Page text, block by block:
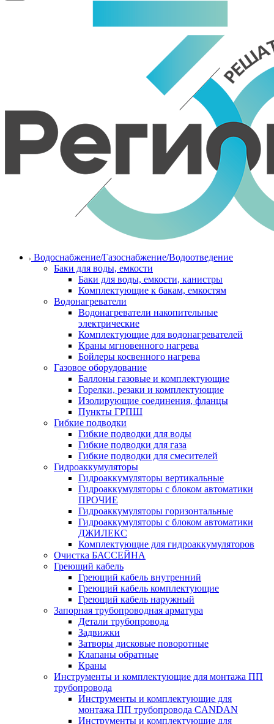
Водоснабжение/Газоснабжение/Водоотведение
Баки для воды, емкости
Баки для воды, емкости, канистры
Комплектующие к бакам, емкостям
Водонагреватели
Водонагреватели накопительные
электрические
Комплектующие для водонагревателей
Краны мгновенного нагрева
Бойлеры косвенного нагрева
Газовое оборудование
Баллоны газовые и комплектующие
Горелки, резаки и комплектующие
Изолирующие соединения, фланцы
Пункты ГРПШ
Гибкие подводки
Гибкие подводки для воды
Гибкие подводки для газа
Гибкие подводки для смесителей
Гидроаккумуляторы
Гидроаккумуляторы вертикальные
Гидроаккумуляторы с блоком автоматики
ПРОЧИЕ
Гидроаккумуляторы горизонтальные
Гидроаккумуляторы с блоком автоматики
ДЖИЛЕКС
Комплектующие для гидроаккумуляторов
Очистка БАССЕЙНА
Греющий кабель
Греющий кабель внутренний
Греющий кабель комплектующие
Греющий кабель наружный
Запорная трубопроводная арматура
Детали трубопровода
Задвижки
Затворы дисковые поворотные
Клапаны обратные
Краны
Инструменты и комплектующие для монтажа ПП
трубопровода
Инструменты и комплектующие для
монтажа ПП трубопровода CANDAN
Инструменты и комплектующие для